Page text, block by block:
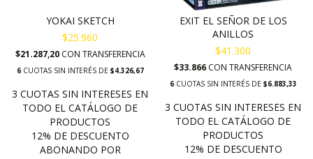
YOKAI SKETCH
$25.960
$21.287,20 CON TRANSFERENCIA
6CUOTAS SIN INTERÉS DE $4.326,67
EXIT EL SEÑOR DE LOS
ANILLOS
$41.300
$33.866 CON TRANSFERENCIA
6CUOTAS SIN INTERÉS DE $6.883,33